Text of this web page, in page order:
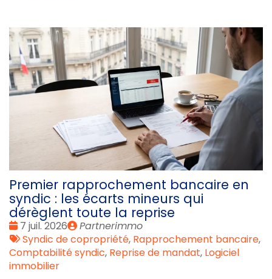
Premier rapprochement bancaire en
syndic : les écarts mineurs qui
dérèglent toute la reprise
Date
:
7 juil. 2026
Publié
par
Partnerimmo
Tags
:
Syndic de copropriété, Rapprochement bancaire,
Comptabilité syndic, Reprise de mandat, Logiciel
immobilier